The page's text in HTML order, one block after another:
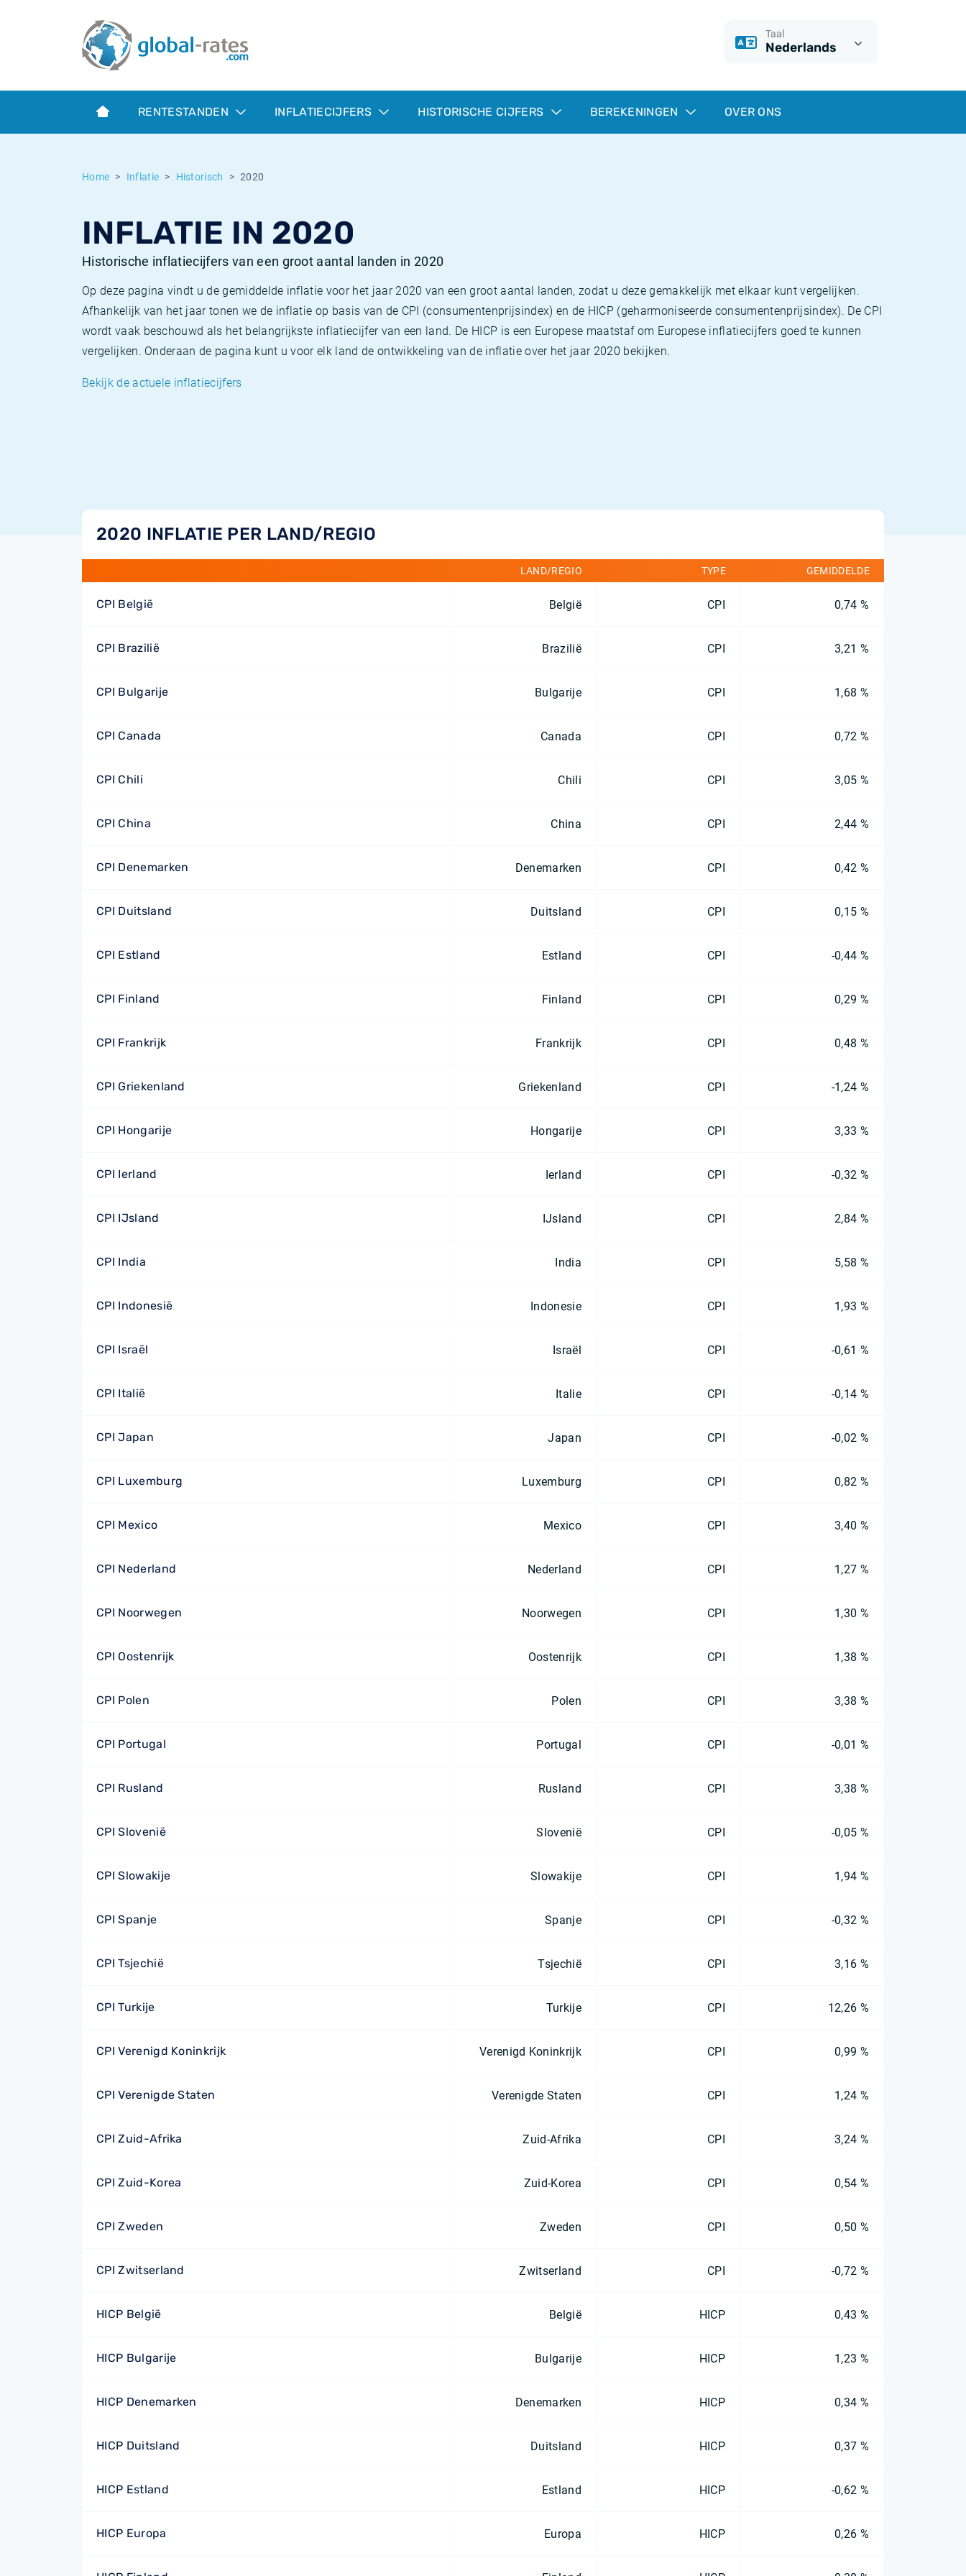
Taal
Nederlands
RENTESTANDEN INFLATIECIJFERS HISTORISCHE CIJFERS BEREKENINGEN OVER ONS
Home Inflatie Historisch 2020
INFLATIE IN 2020
Historische inflatiecijfers van een groot aantal landen in 2020
Op deze pagina vindt u de gemiddelde inflatie voor het jaar 2020 van een groot aantal landen, zodat u deze gemakkelijk met elkaar kunt vergelijken.
Afhankelijk van het jaar tonen we de inflatie op basis van de CPI (consumentenprijsindex) en de HICP (geharmoniseerde consumentenprijsindex). De CPI
wordt vaak beschouwd als het belangrijkste inflatiecijfer van een land. De HICP is een Europese maatstaf om Europese inflatiecijfers goed te kunnen
vergelijken. Onderaan de pagina kunt u voor elk land de ontwikkeling van de inflatie over het jaar 2020 bekijken.
Bekijk de actuele inflatiecijfers
2020 INFLATIE PER LAND/REGIO
LAND/REGIO TYPE GEMIDDELDE
CPI België België CPI 0,74 %
CPI Brazilië Brazilië CPI 3,21 %
CPI Bulgarije Bulgarije CPI 1,68 %
CPI Canada Canada CPI 0,72 %
CPI Chili Chili CPI 3,05 %
CPI China China CPI 2,44 %
CPI Denemarken Denemarken CPI 0,42 %
CPI Duitsland Duitsland CPI 0,15 %
CPI Estland Estland CPI -0,44 %
CPI Finland Finland CPI 0,29 %
CPI Frankrijk Frankrijk CPI 0,48 %
CPI Griekenland Griekenland CPI -1,24 %
CPI Hongarije Hongarije CPI 3,33 %
CPI Ierland Ierland CPI -0,32 %
CPI IJsland IJsland CPI 2,84 %
CPI India India CPI 5,58 %
CPI Indonesië Indonesie CPI 1,93 %
CPI Israël Israël CPI -0,61 %
CPI Italië Italie CPI -0,14 %
CPI Japan Japan CPI -0,02 %
CPI Luxemburg Luxemburg CPI 0,82 %
CPI Mexico Mexico CPI 3,40 %
CPI Nederland Nederland CPI 1,27 %
CPI Noorwegen Noorwegen CPI 1,30 %
CPI Oostenrijk Oostenrijk CPI 1,38 %
CPI Polen Polen CPI 3,38 %
CPI Portugal Portugal CPI -0,01 %
CPI Rusland Rusland CPI 3,38 %
CPI Slovenië Slovenië CPI -0,05 %
CPI Slowakije Slowakije CPI 1,94 %
CPI Spanje Spanje CPI -0,32 %
CPI Tsjechië Tsjechië CPI 3,16 %
CPI Turkije Turkije CPI 12,26 %
CPI Verenigd Koninkrijk Verenigd Koninkrijk CPI 0,99 %
CPI Verenigde Staten Verenigde Staten CPI 1,24 %
CPI Zuid-Afrika Zuid-Afrika CPI 3,24 %
CPI Zuid-Korea Zuid-Korea CPI 0,54 %
CPI Zweden Zweden CPI 0,50 %
CPI Zwitserland Zwitserland CPI -0,72 %
HICP België België HICP 0,43 %
HICP Bulgarije Bulgarije HICP 1,23 %
HICP Denemarken Denemarken HICP 0,34 %
HICP Duitsland Duitsland HICP 0,37 %
HICP Estland Estland HICP -0,62 %
HICP Europa Europa HICP 0,26 %
Term SOFR
Wat is CPI inflatie?
Wat is HICP inflatie?
Europese inflatie - HICP
Euribor historie
ESTER historie
Historische inflatie
Inflatiecalculator